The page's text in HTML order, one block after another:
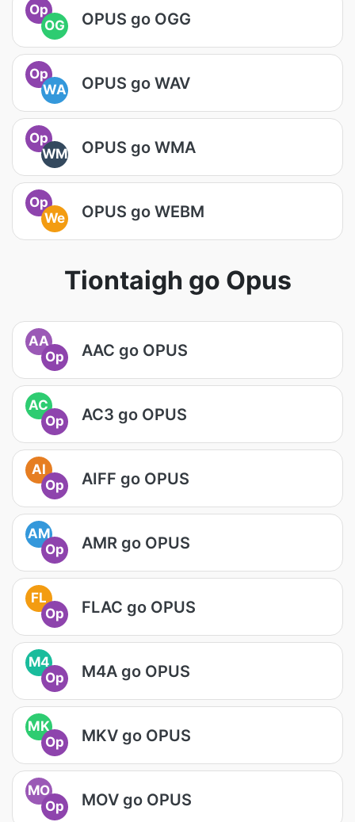
Op
OG
OPUS go OGG
Op
WA
OPUS go WAV
Op
WM
OPUS go WMA
Op
We
OPUS go WEBM
Tiontaigh go Opus
AA
Op
AAC go OPUS
AC
Op
AC3 go OPUS
AI
Op
AIFF go OPUS
AM
Op
AMR go OPUS
FL
Op
FLAC go OPUS
M4
Op
M4A go OPUS
MK
Op
MKV go OPUS
MO
Op
MOV go OPUS